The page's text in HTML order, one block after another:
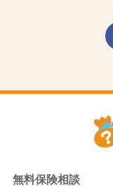
無料保険相談